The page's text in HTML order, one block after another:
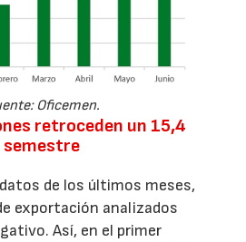
Oficemen.
retroceden un 15,4
semestre
de los últimos meses,
exportación analizados
Así, en el primer